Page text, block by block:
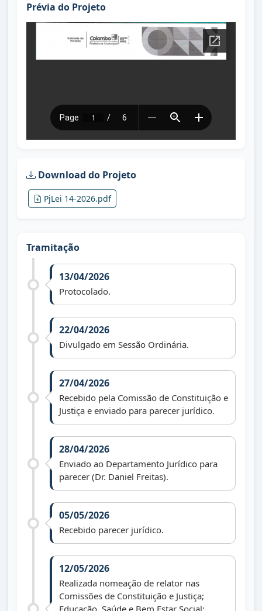
Prévia do Projeto
Download do Projeto
PjLei 14-2026.pdf
Tramitação
13/04/2026
Protocolado.
22/04/2026
Divulgado em Sessão Ordinária.
27/04/2026
Recebido pela Comissão de Constituição e
Justiça e enviado para parecer jurídico.
28/04/2026
Enviado ao Departamento Jurídico para
parecer (Dr. Daniel Freitas).
05/05/2026
Recebido parecer jurídico.
12/05/2026
Realizada nomeação de relator nas
Comissões de Constituição e Justiça;